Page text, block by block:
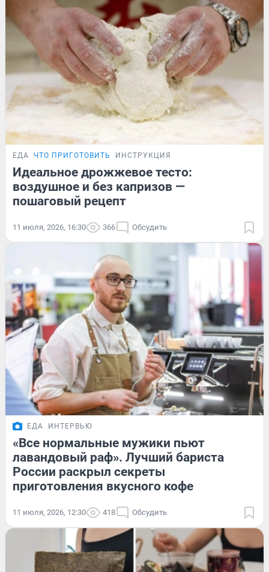
ЕДА ЧТО ПРИГОТОВИТЬ ИНСТРУКЦИЯ
Идеальное дрожжевое тесто:
воздушное и без капризов —
пошаговый рецепт
11 июля, 2026, 16:30 366 Обсудить
ЕДА ИНТЕРВЬЮ
«Все нормальные мужики пьют
лавандовый раф». Лучший бариста
России раскрыл секреты
приготовления вкусного кофе
11 июля, 2026, 12:30 418 Обсудить